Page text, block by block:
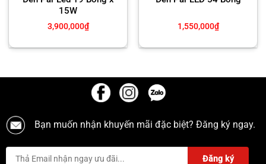
15W
3,900,000₫ 1,550,000₫
Bạn muốn nhận khuyến mãi đặc biệt? Đăng ký ngay.